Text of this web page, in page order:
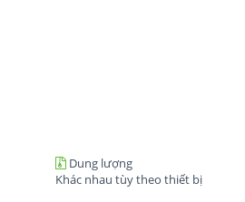
Dung lượng
Khác nhau tùy theo thiết bị